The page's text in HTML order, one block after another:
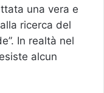
una vera e
ricerca del
In realtà nel
alcun